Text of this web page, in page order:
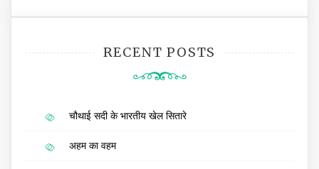
RECENT POSTS
चौथाई सदी के भारतीय खेल सितारे
अहम का वहम